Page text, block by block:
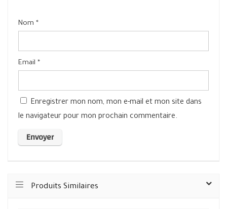
Nom *
Email *
Enregistrer mon nom, mon e-mail et mon site dans
le navigateur pour mon prochain commentaire.
Produits Similaires